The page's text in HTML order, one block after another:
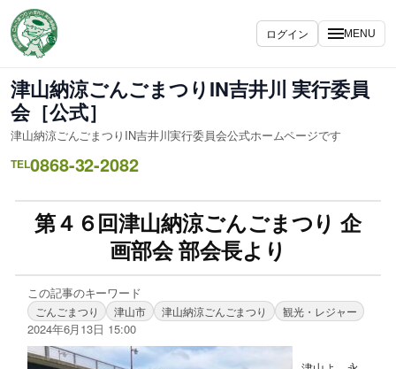
ログイン MENU
津山納涼ごんごまつりIN吉井川 実行委員
会［公式］
津山納涼ごんごまつりIN吉井川実行委員会公式ホームページです
TEL0868-32-2082
第４６回津山納涼ごんごまつり 企
画部会 部会長より
この記事のキーワード
ごんごまつり 津山市 津山納涼ごんごまつり 観光・レジャー
2024年6月13日 15:00